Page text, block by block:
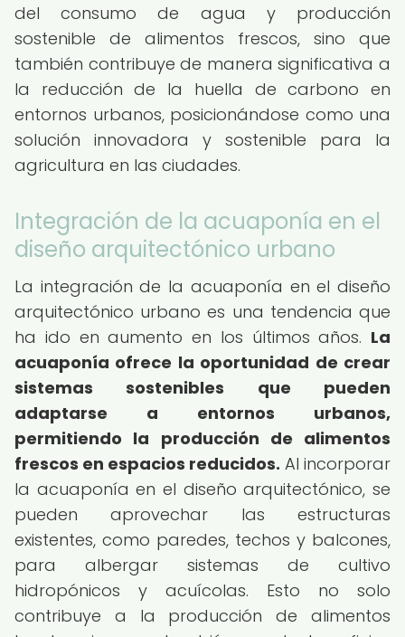
del consumo de agua y producción
sostenible de alimentos frescos, sino que
también contribuye de manera significativa a
la reducción de la huella de carbono en
entornos urbanos, posicionándose como una
solución innovadora y sostenible para la
agricultura en las ciudades.
Integración de la acuaponía en el
diseño arquitectónico urbano
La integración de la acuaponía en el diseño
arquitectónico urbano es una tendencia que
ha ido en aumento en los últimos años. La
acuaponía ofrece la oportunidad de crear
sistemas sostenibles que pueden
adaptarse a entornos urbanos,
permitiendo la producción de alimentos
frescos en espacios reducidos. Al incorporar
la acuaponía en el diseño arquitectónico, se
pueden aprovechar las estructuras
existentes, como paredes, techos y balcones,
para albergar sistemas de cultivo
hidropónicos y acuícolas. Esto no solo
contribuye a la producción de alimentos